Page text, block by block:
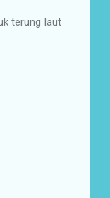
terung laut